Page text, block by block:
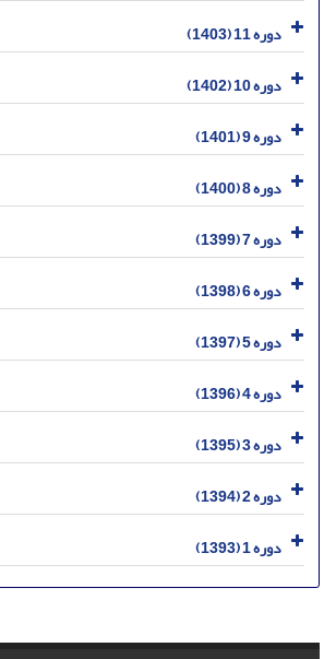
دوره 11 (1403)
دوره 10 (1402)
دوره 9 (1401)
دوره 8 (1400)
دوره 7 (1399)
دوره 6 (1398)
دوره 5 (1397)
دوره 4 (1396)
دوره 3 (1395)
دوره 2 (1394)
دوره 1 (1393)